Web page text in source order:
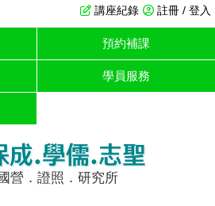
註冊 / 登入
講座紀錄
預約補課
學員服務
成.學儒.志聖
營．證照．研究所